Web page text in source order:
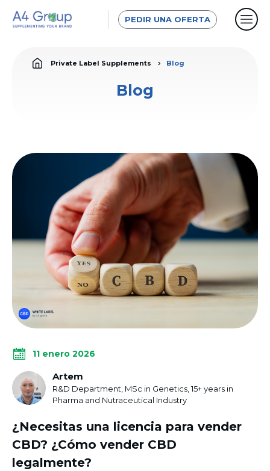
PEDIR UNA OFERTA
Private Label Supplements Blog
Blog
11 enero 2026
Artem
R&D Department, MSc in Genetics, 15+ years in
Pharma and Nutraceutical Industry
¿Necesitas una licencia para vender
CBD? ¿Cómo vender CBD
legalmente?